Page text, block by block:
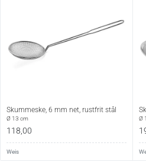
Skummeske, 6 mm net, rustfrit stål
Ø 13 cm
118,00
Weis
Ø